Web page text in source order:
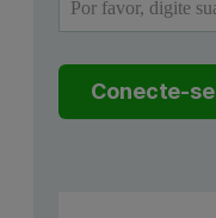
Conecte-se